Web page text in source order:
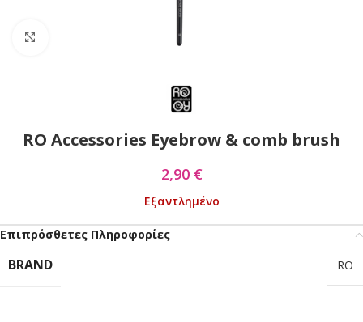
RO Accessories Eyebrow & comb brush
2,90 €
Εξαντλημένο
Επιπρόσθετες Πληροφορίες
BRAND RO